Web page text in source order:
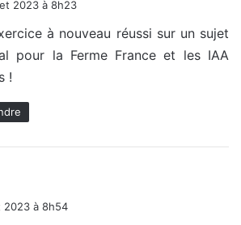
:
2023 à 8h23
à nouveau réussi sur un sujet
pour la Ferme France et les IAA
!
2023 à 8h54